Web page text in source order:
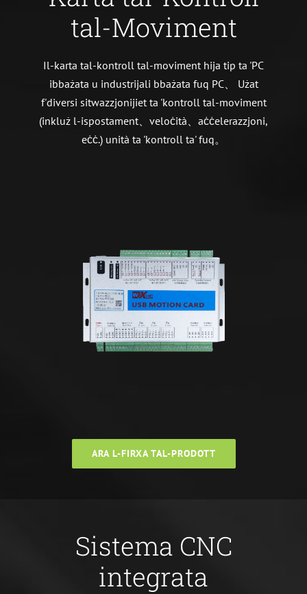
tal-Moviment
Il-karta tal-kontroll tal-moviment hija tip ta 'PC
ibbażata u industrijali bbażata fuq PC、 Użat
f'diversi sitwazzjonijiet ta 'kontroll tal-moviment
(inkluż l-ispostament、veloċità、aċċelerazzjoni,
eċċ.) unità ta 'kontroll ta' fuq。
ARA L-FIRXA TAL-PRODOTT
Sistema CNC
integrata